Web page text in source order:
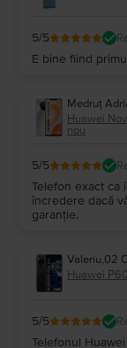
5/5
E bine fiind
Medruț
Huawei
nou
5/5
Telefon exact ca
încredere dacă
garanție.
Valeriu,02
Huawei
5/5
Telefonul